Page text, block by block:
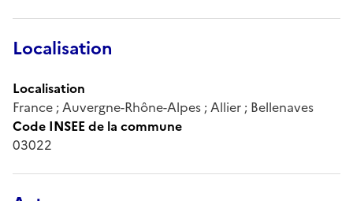
Localisation
Localisation
France ; Auvergne-Rhône-Alpes ; Allier ; Bellenaves
Code INSEE de la commune
03022